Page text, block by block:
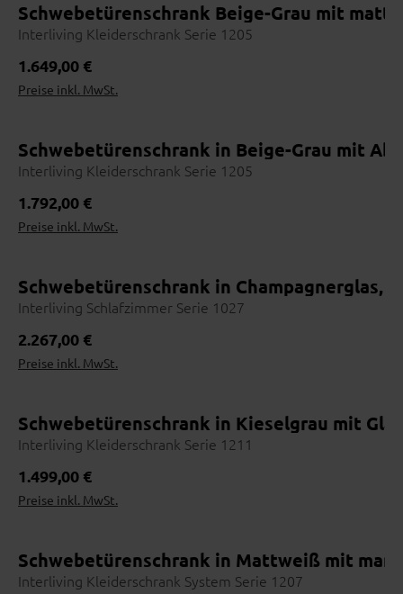
Schwebetürenschrank Beige-Grau mit
Interliving Kleiderschrank Serie 1205
Regulärer Preis:
1.649,00 €
Preise inkl. MwSt.
Schwebetürenschrank in Beige-Grau mit
Interliving Kleiderschrank Serie 1205
Regulärer Preis:
1.792,00 €
Preise inkl. MwSt.
Schwebetürenschrank in Champagnerglas,
Interliving Schlafzimmer Serie 1027
Regulärer Preis:
2.267,00 €
Preise inkl. MwSt.
Schwebetürenschrank in Kieselgrau mit
Interliving Kleiderschrank Serie 1211
Regulärer Preis:
1.499,00 €
Preise inkl. MwSt.
Schwebetürenschrank in Mattweiß mit
Interliving Kleiderschrank System Serie 1207